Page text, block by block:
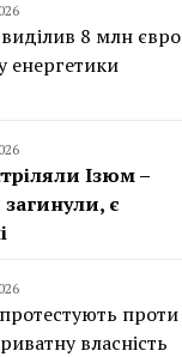
8 млн євро
енергетики
Ізюм –
є
проти
власність